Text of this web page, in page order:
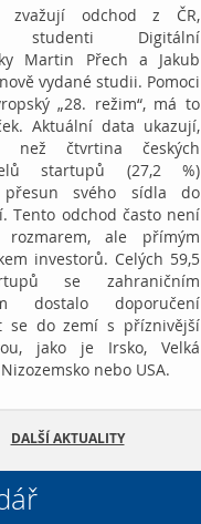
zvažují odchod z ČR,
studenti Digitální
Martin Přech a Jakub
vydané studii. Pomoci
„28. režim“, má to
Aktuální data ukazují,
než čtvrtina českých
startupů (27,2 %)
přesun svého sídla do
Tento odchod často není
rozmarem, ale přímým
investorů. Celých 59,5
se zahraničním
dostalo doporučení
se do zemí s příznivější
jako je Irsko, Velká
nebo USA.
DALŠÍ AKTUALITY